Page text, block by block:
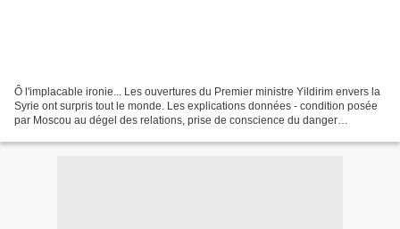
Ô l'implacable ironie... Les ouvertures du Premier ministre Yildirim envers la
Syrie ont surpris tout le monde. Les explications données - condition posée
par Moscou au dégel des relations, prise de conscience du danger